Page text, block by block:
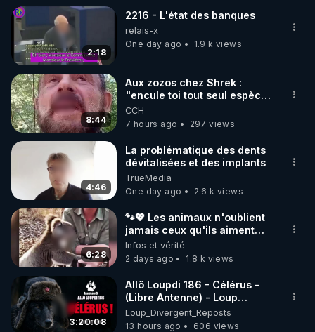
2:18
2216 - L'état des banques
relais-x
One day ago
1.9 k views
8:44
Aux zozos chez Shrek :
"encule toi tout seul espèce
de mal polish"
CCH
7 hours ago
297 views
4:46
La problématique des dents
dévitalisées et des implants
TrueMedia
One day ago
2.6 k views
6:28
🐾💖 Les animaux n'oublient
jamais ceux qu'ils aiment…
🥹❤️
Infos et vérité
2 days ago
1.8 k views
3:20:08
Allô Loupdi 186 - Célérus -
(Libre Antenne) - Loup
Divergent 2026.08.06
Loup_Divergent_Reposts
13 hours ago
606 views